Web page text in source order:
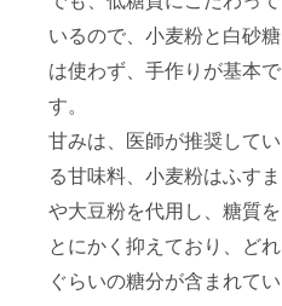
いるので、小麦粉と白砂糖
は使わず、手作りが基本で
す。
甘みは、医師が推奨してい
る甘味料、小麦粉はふすま
や大豆粉を代用し、糖質を
とにかく抑えており、どれ
ぐらいの糖分が含まれてい